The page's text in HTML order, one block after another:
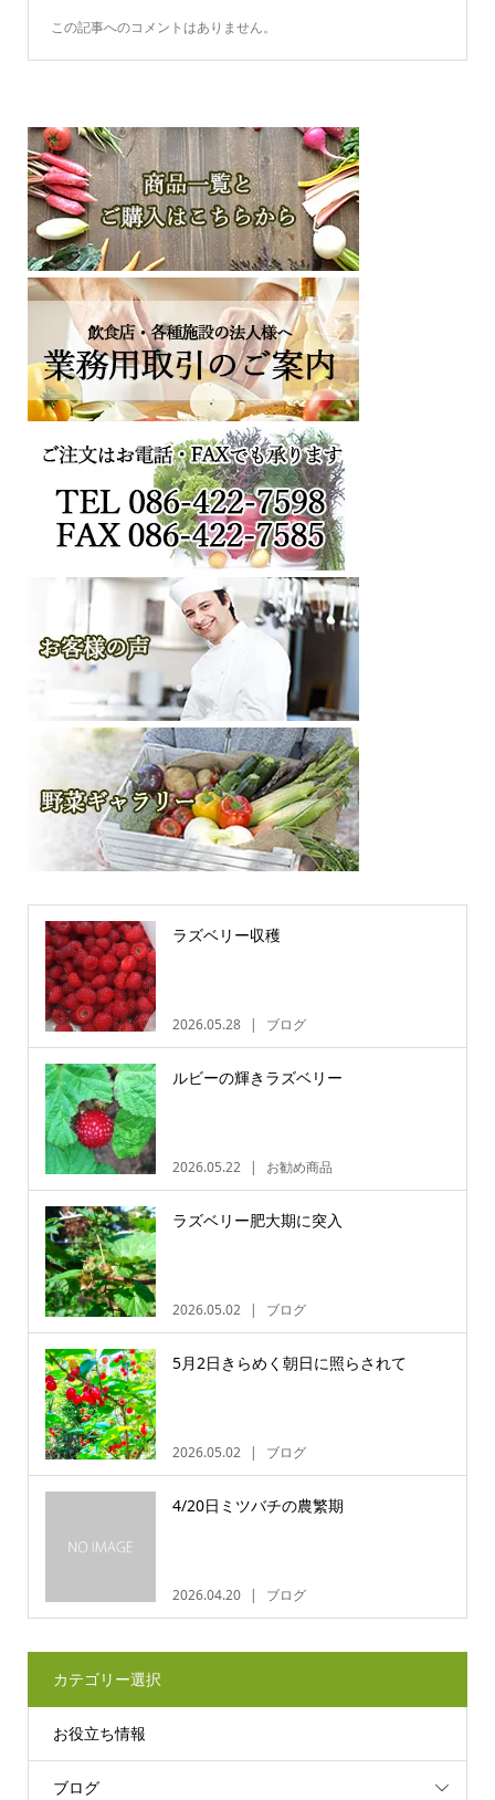
この記事へのコメントはありません。
ラズベリー収穫
2026.05.28 ブログ
ルビーの輝きラズベリー
2026.05.22 お勧め商品
ラズベリー肥大期に突入
2026.05.02 ブログ
5月2日きらめく朝日に照らされて
2026.05.02 ブログ
4/20日ミツバチの農繁期
2026.04.20 ブログ
カテゴリー選択
お役立ち情報
ブログ